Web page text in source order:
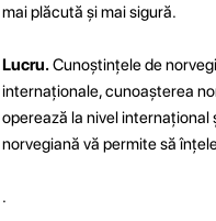
mai plăcută și mai sigură.
Lucru.Cunoștințele de
internaționale, cunoașterea
operează la nivel internațional
norvegiană vă permite să
.